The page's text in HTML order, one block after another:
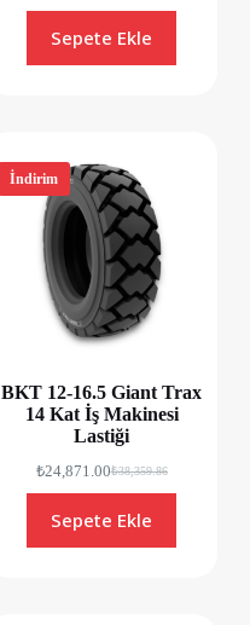
Sepete Ekle
İndirim
BKT 12-16.5 Giant Trax
14 Kat İş Makinesi
Lastiği
₺38,359.86
₺24,871.00
Sepete Ekle